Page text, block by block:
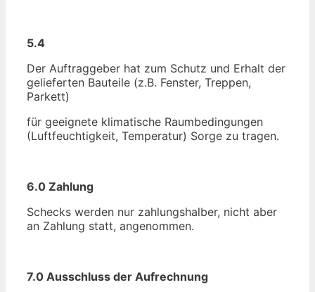
5.4
Der Auftraggeber hat zum Schutz und Erhalt der
gelieferten Bauteile (z.B. Fenster, Treppen,
Parkett)
für geeignete klimatische Raumbedingungen
(Luftfeuchtigkeit, Temperatur) Sorge zu tragen.
6.0 Zahlung
Schecks werden nur zahlungshalber, nicht aber
an Zahlung statt, angenommen.
7.0 Ausschluss der Aufrechnung